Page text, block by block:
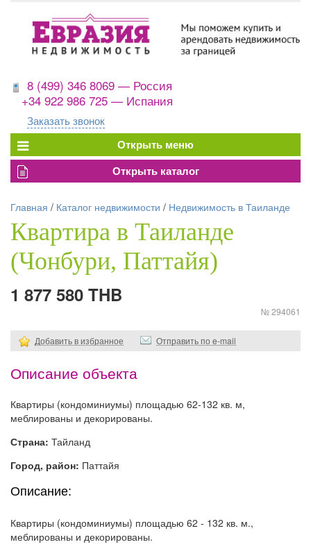
8 (499) 346 8069 — Россия
+34 922 986 725 — Испания
Заказать звонок
Главная / Каталог недвижимости / Недвижимость в Таиланде
Квартира в Таиланде
(Чонбури, Паттайя)
1 877 580 THB
№ 294061
Добавить в избранное Отправить по e-mail
Описание объекта
Квартиры (кондоминиумы) площадью 62-132 кв. м,
меблированы и декорированы.
Страна: Тайланд
Город, район: Паттайя
Описание:
Квартиры (кондоминиумы) площадью 62 - 132 кв. м.,
меблированы и декорированы.